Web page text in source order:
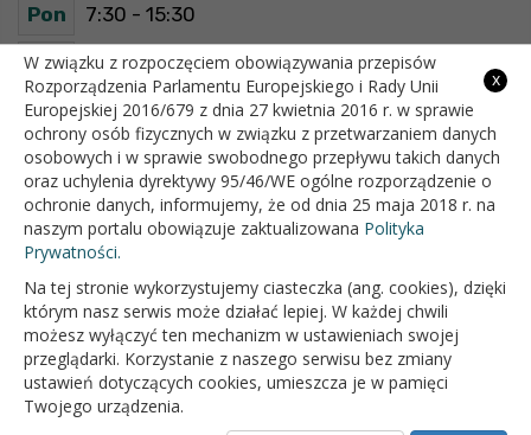
Pon 7:30 - 15:30
Wt 7:30 - 15:30
Śr 7:30 - 15:30
Czw 7:30 - 15:30
Pt 7:30 - 15:30
OFICJALNY SERWIS INTERNETOWY GMINY BIAŁOPOLE
x
W związku z rozpoczęciem obowiązywania przepisów
Rozporządzenia Parlamentu Europejskiego i Rady Unii
Europejskiej 2016/679 z dnia 27 kwietnia 2016 r. w sprawie
ochrony osób fizycznych w związku z przetwarzaniem danych
osobowych i w sprawie swobodnego przepływu takich danych
oraz uchylenia dyrektywy 95/46/WE ogólne rozporządzenie o
ochronie danych, informujemy, że od dnia 25 maja 2018 r. na
naszym portalu obowiązuje zaktualizowana Polityka
Prywatności.
Na tej stronie wykorzystujemy ciasteczka (ang. cookies), dzięki
którym nasz serwis może działać lepiej. W każdej chwili
możesz wyłączyć ten mechanizm w ustawieniach swojej
przeglądarki. Korzystanie z naszego serwisu bez zmiany
ustawień dotyczących cookies, umieszcza je w pamięci
Twojego urządzenia.